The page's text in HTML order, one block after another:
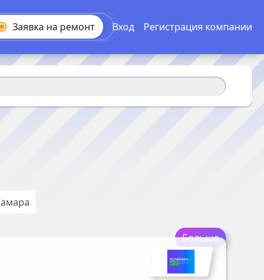
Заявка на ремонт Вход Регистрация компании
Больше